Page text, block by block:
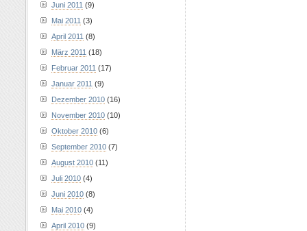
Juni 2011 (9)
Mai 2011 (3)
April 2011 (8)
März 2011 (18)
Februar 2011 (17)
Januar 2011 (9)
Dezember 2010 (16)
November 2010 (10)
Oktober 2010 (6)
September 2010 (7)
August 2010 (11)
Juli 2010 (4)
Juni 2010 (8)
Mai 2010 (4)
April 2010 (9)